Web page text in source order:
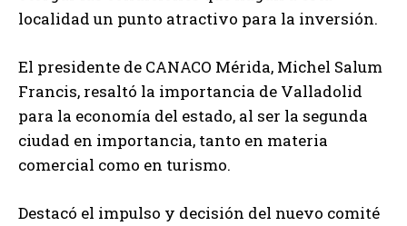
localidad un punto atractivo para la inversión.
El presidente de CANACO Mérida, Michel Salum
Francis, resaltó la importancia de Valladolid
para la economía del estado, al ser la segunda
ciudad en importancia, tanto en materia
comercial como en turismo.
Destacó el impulso y decisión del nuevo comité